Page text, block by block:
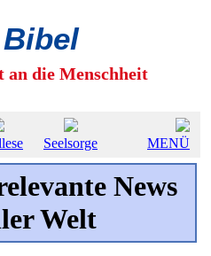
an die Menschheit
Seelsorge MENÜ
News
Welt